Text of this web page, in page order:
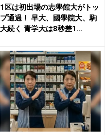
1区は初出場の志學館大がトッ
プ通過！ 早大、國學院大、駒
大続く 青学大は8秒差1...